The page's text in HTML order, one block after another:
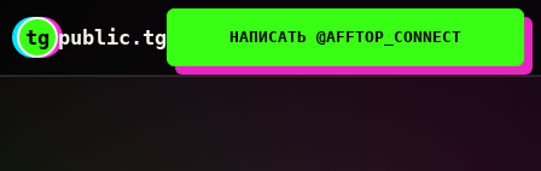
tg public.tg НАПИСАТЬ @AFFTOP_CONNECT